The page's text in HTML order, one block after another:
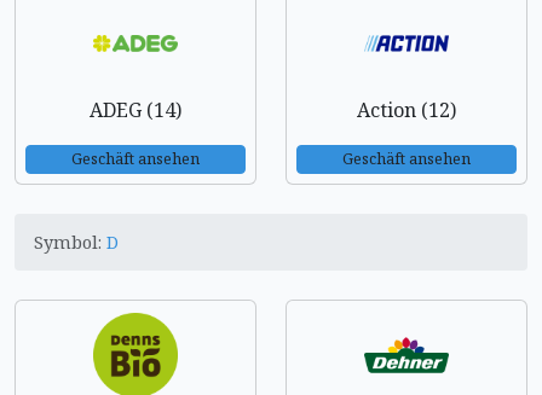
ADEG (14)
Geschäft ansehen
Action (12)
Geschäft ansehen
Symbol: D